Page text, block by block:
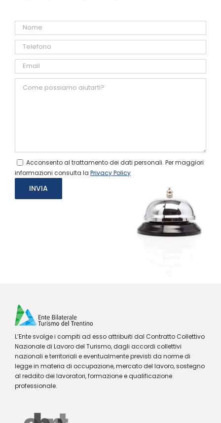
Acconsento al trattamento dei dati personali. Per maggiori
informazioni consulta la Privacy Policy
L’Ente svolge i compiti ad esso attribuiti dal Contratto Collettivo
Nazionale di Lavoro del Turismo, dagli accordi collettivi
nazionali e territoriali e eventualmente previsti da norme di
legge in materia di occupazione, mercato del lavoro, sostegno
al reddito dei lavoratori, formazione e qualificazione
professionale.